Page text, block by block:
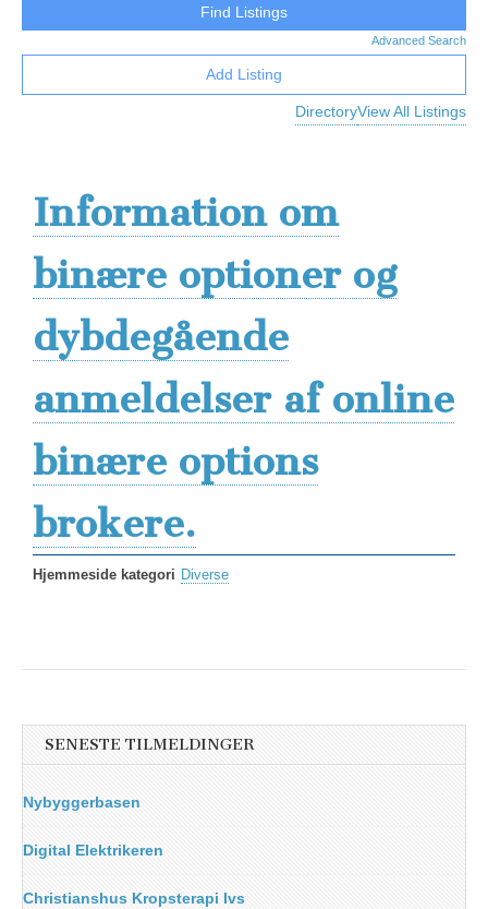
Advanced Search
DirectoryView All Listings
Add Listing
Information om
binære optioner og
dybdegående
anmeldelser af online
binære options
brokere.
Hjemmeside kategori Diverse
SENESTE TILMELDINGER
Nybyggerbasen
Digital Elektrikeren
Christianshus Kropsterapi Ivs